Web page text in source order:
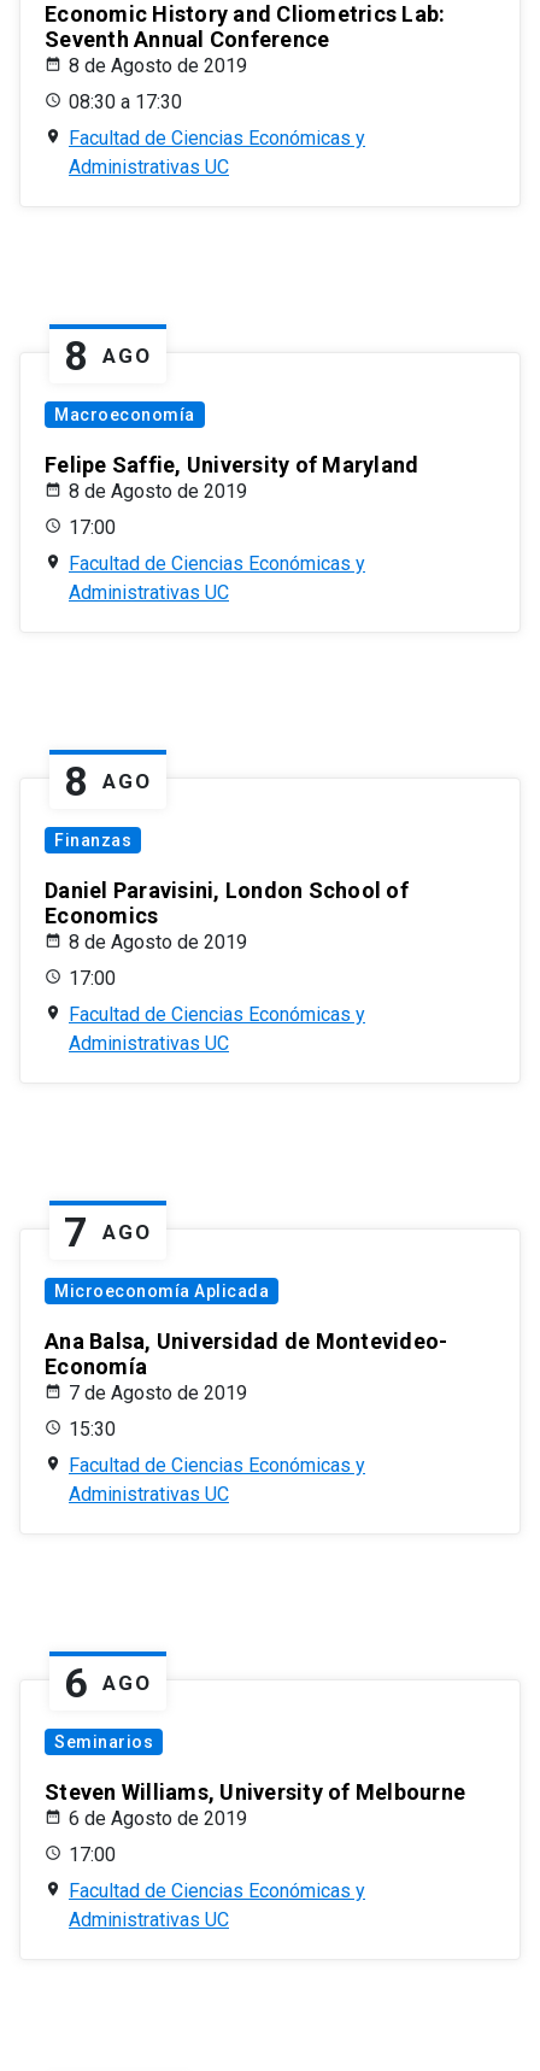
Economic History and Cliometrics Lab:
Seventh Annual Conference
8 de Agosto de 2019
08:30 a 17:30
Facultad de Ciencias Económicas y
Administrativas UC
8 AGO
Macroeconomía
Felipe Saffie, University of Maryland
8 de Agosto de 2019
17:00
Facultad de Ciencias Económicas y
Administrativas UC
8 AGO
Finanzas
Daniel Paravisini, London School of
Economics
8 de Agosto de 2019
17:00
Facultad de Ciencias Económicas y
Administrativas UC
7 AGO
Microeconomía Aplicada
Ana Balsa, Universidad de Montevideo-
Economía
7 de Agosto de 2019
15:30
Facultad de Ciencias Económicas y
Administrativas UC
6 AGO
Seminarios
Steven Williams, University of Melbourne
6 de Agosto de 2019
17:00
Facultad de Ciencias Económicas y
Administrativas UC